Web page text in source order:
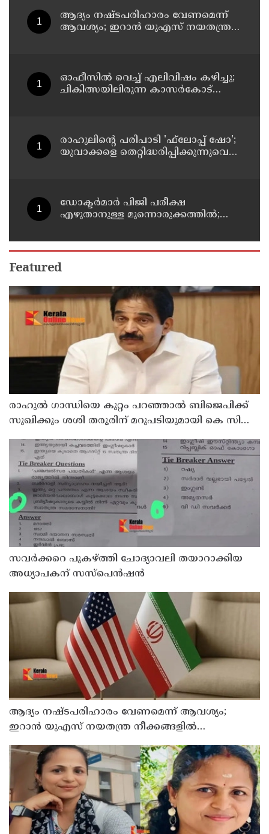
ആദ്യം നഷ്ടപരിഹാരം വേണമെന്ന്
ആവശ്യം; ഇറാന്‍ യുഎസ് നയതന്ത്ര
ഓഫീസില്‍ വെച്ച് എലിവിഷം കഴിച്ചു;
ചികിത്സയിലിരുന്ന കാസര്‍കോട്
രാഹുലിന്റെ പരിപാടി 'ഫ്‌ലോപ്പ് ഷോ';
യുവാക്കളെ തെറ്റിദ്ധരിപ്പിക്കുന്നുവെന്ന്
ഡോക്ടര്‍മാര്‍ പിജി പരീക്ഷ
എഴുതാനുള്ള മുന്നൊരുക്കത്തില്‍;
കുടുംബാരോഗ്യ കേന്ദ്രം അടച്ചുപൂട്ടി
Featured
രാഹുല്‍ ഗാന്ധിയെ കുറ്റം പറഞ്ഞാല്‍ ബിജെപിക്ക്
സുഖിക്കും ശശി തരൂരിന് മറുപടിയുമായി കെ സി
വേണുഗോപാല്‍
സവര്‍ക്കറെ പുകഴ്ത്തി ചോദ്യാവലി തയാറാക്കിയ
അധ്യാപകന് സസ്‌പെന്‍ഷന്‍
ആദ്യം നഷ്ടപരിഹാരം വേണമെന്ന് ആവശ്യം;
ഇറാന്‍ യുഎസ് നയതന്ത്ര നീക്കങ്ങളില്‍
അനിശ്ചിതത്വം